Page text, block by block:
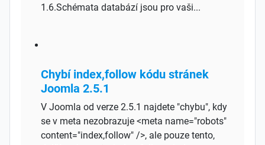
1.6.Schémata databází jsou pro vaši...
Chybí index,follow kódu stránek
Joomla 2.5.1
V Joomla od verze 2.5.1 najdete "chybu", kdy
se v meta nezobrazuje <meta name="robots"
content="index,follow" />, ale pouze tento,